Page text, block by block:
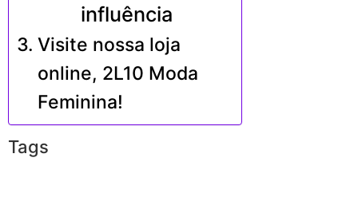
influência
Visite nossa loja
online, 2L10 Moda
Feminina!
Tags